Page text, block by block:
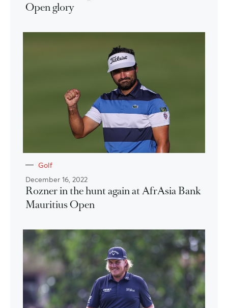
Open glory
Golf
December 16, 2022
Rozner in the hunt again at AfrAsia Bank
Mauritius Open